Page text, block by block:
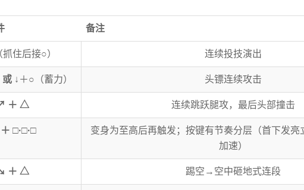
备注
抓住后接○） 连续投技演出
或↓＋○（蓄力） 头镖连续攻击
＋ △ 连续跳跃腿攻，最后头部撞击
□·□·□
变身为至高后再触发；按键有节奏分层（首下发亮
加速）
＋ △ 踢空→空中砸地式连段